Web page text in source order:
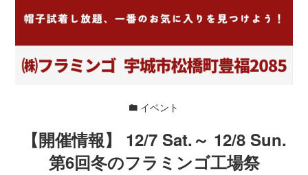
イベント
【開催情報】 12/7 Sat.～ 12/8 Sun.
第6回冬のフラミンゴ工場祭